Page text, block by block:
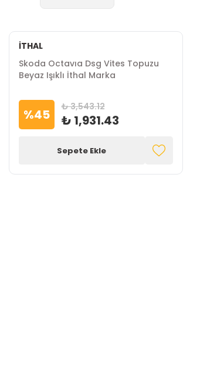
İTHAL
Skoda Octavıa Dsg Vites Topuzu
Beyaz Işıklı İthal Marka
%45 ₺ 3,543.12
₺ 1,931.43
Sepete Ekle